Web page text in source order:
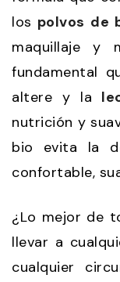
los polvos de
maquillaje y
fundamental
altere y la
nutrición y
bio evita la
confortable,
¿Lo mejor de
llevar a
cualquier